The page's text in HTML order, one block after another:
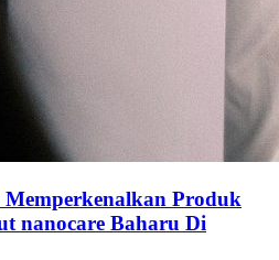
Memperkenalkan Produk
nanocare Baharu Di